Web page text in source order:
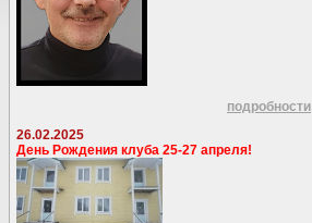
подробности
26.02.2025
День Рождения клуба 25-27 апреля!